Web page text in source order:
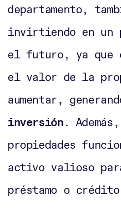
departamento,
invirtiendo en un
el futuro, ya que
el valor de la
aumentar,
inversión.
propiedades
activo valioso
préstamo o